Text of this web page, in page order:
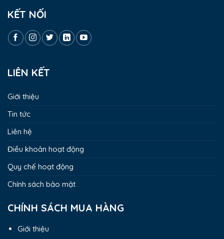
KẾT NỐI
LIÊN KẾT
Giới thiệu
Tin tức
Liên hệ
Điều khoản hoạt động
Quy chế hoạt động
Chính sách bảo mật
CHÍNH SÁCH MUA HÀNG
Giới thiệu